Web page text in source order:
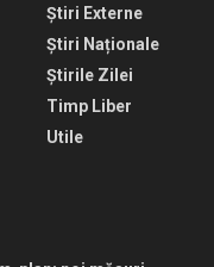
Știri Externe
Știri Naționale
Știrile Zilei
Timp Liber
Utile